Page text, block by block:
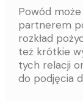
Powód
partnerem
rozkład
też krótkie
tych relacji
do podjęcia